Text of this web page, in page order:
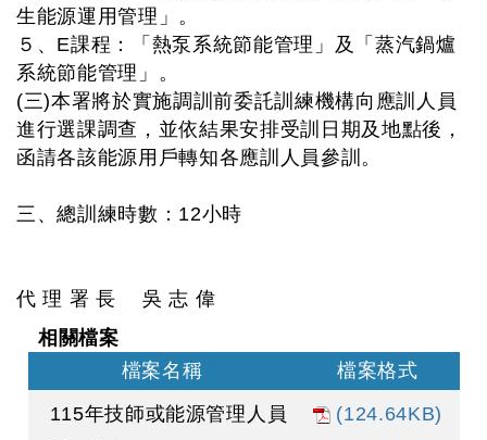
生能源運用管理」。
５、E課程：「熱泵系統節能管理」及「蒸汽鍋爐
系統節能管理」。
(三)本署將於實施調訓前委託訓練機構向應訓人員
進行選課調查，並依結果安排受訓日期及地點後，
函請各該能源用戶轉知各應訓人員參訓。
三、總訓練時數：12小時
代 理 署 長 吳 志 偉
相關檔案
檔案名稱
檔案格式
115年技師或能源管理人員
(124.64KB)